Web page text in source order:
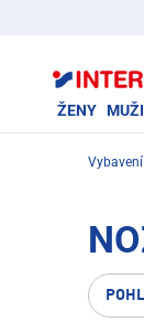
ŽENY MUŽI
Vybavení